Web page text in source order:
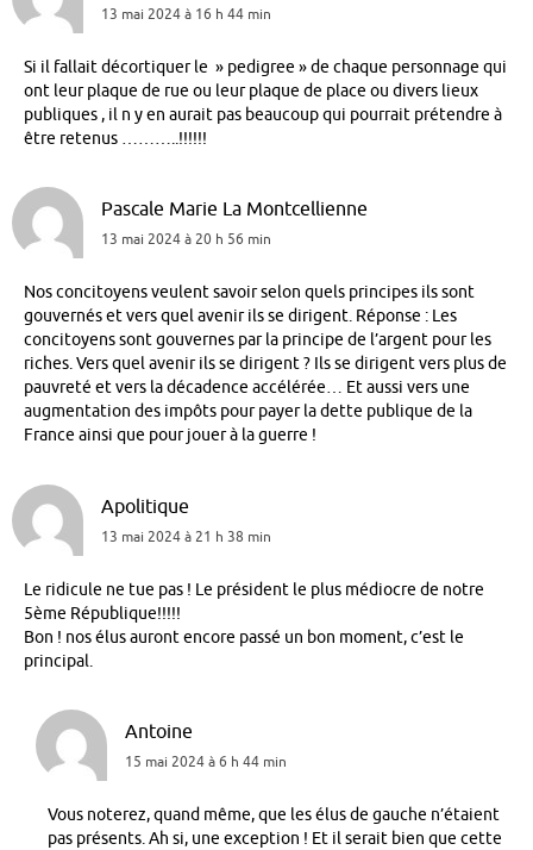
13 mai 2024 à 16 h 44 min
Si il fallait décortiquer le » pedigree » de chaque personnage qui
ont leur plaque de rue ou leur plaque de place ou divers lieux
publiques , il n y en aurait pas beaucoup qui pourrait prétendre à
être retenus ………..!!!!!!
Pascale Marie La Montcellienne
13 mai 2024 à 20 h 56 min
Nos concitoyens veulent savoir selon quels principes ils sont
gouvernés et vers quel avenir ils se dirigent. Réponse : Les
concitoyens sont gouvernes par la principe de l’argent pour les
riches. Vers quel avenir ils se dirigent ? Ils se dirigent vers plus de
pauvreté et vers la décadence accélérée… Et aussi vers une
augmentation des impôts pour payer la dette publique de la
France ainsi que pour jouer à la guerre !
Apolitique
13 mai 2024 à 21 h 38 min
Le ridicule ne tue pas ! Le président le plus médiocre de notre
5ème République!!!!!
Bon ! nos élus auront encore passé un bon moment, c’est le
principal.
Antoine
15 mai 2024 à 6 h 44 min
Vous noterez, quand même, que les élus de gauche n’étaient
pas présents. Ah si, une exception ! Et il serait bien que cette